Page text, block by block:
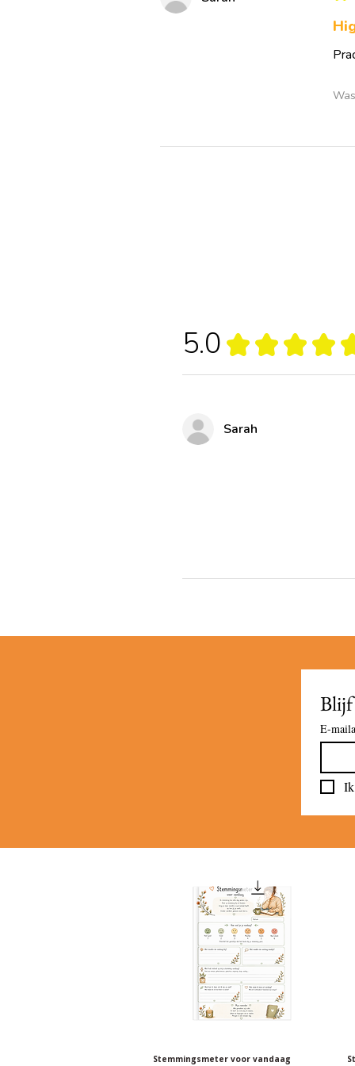
5.0 ★ ★ ★ ★
Sarah
Blijf
E-
Snel overzicht
Stemmingsmeter voor vandaag